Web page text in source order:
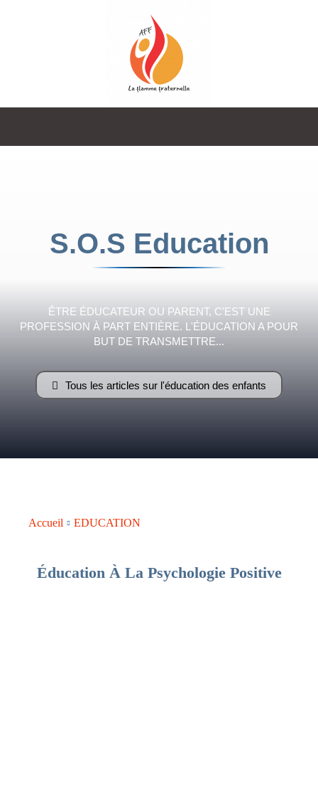
Fraternelle
–
AFF
S.O.S Education
ÊTRE ÉDUCATEUR OU PARENT, C'EST UNE
PROFESSION À PART ENTIÈRE. L'ÉDUCATION A POUR
BUT DE TRANSMETTRE...
Tous les articles sur l'éducation des enfants
Accueil EDUCATION
Éducation À La Psychologie Positive